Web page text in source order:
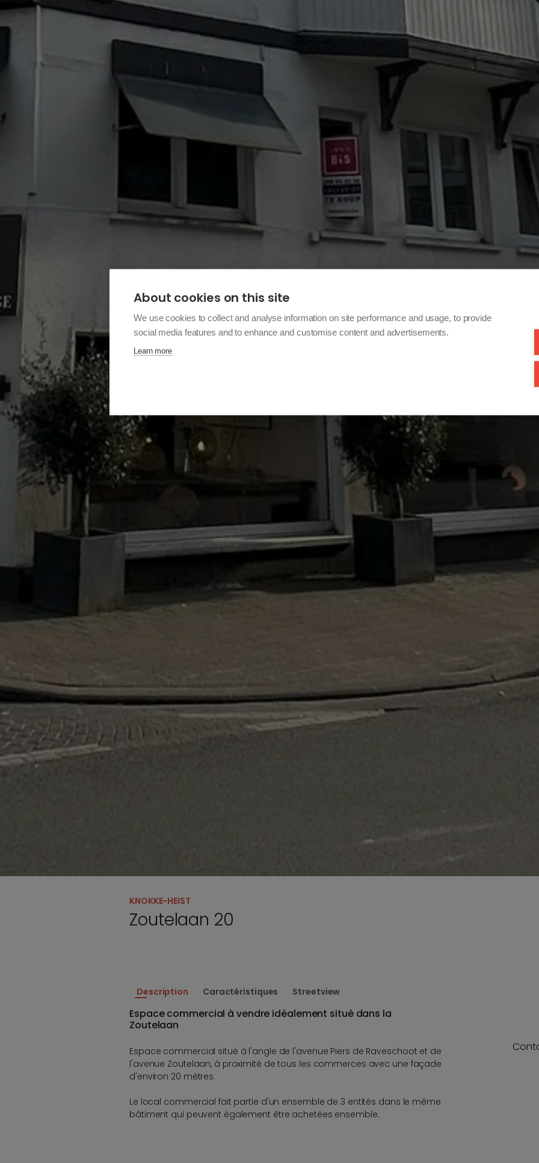
KNOKKE-HEIST
Zoutelaan 20
Description Caractéristiques Streetview
Espace commercial à vendre idéalement situé dans la
Zoutelaan
Espace commercial situé à l'angle de l'avenue Piers de Raveschoot et de
l'avenue Zoutelaan, à proximité de tous les commerces avec une façade
d'environ 20 mètres.
Le local commercial fait partie d'un ensemble de 3 entités dans le même
bâtiment qui peuvent également être achetées ensemble.
About cookies on this site
We use cookies to collect and analyse information on site performance and usage, to provide
social media features and to enhance and customise content and advertisements.
Learn more